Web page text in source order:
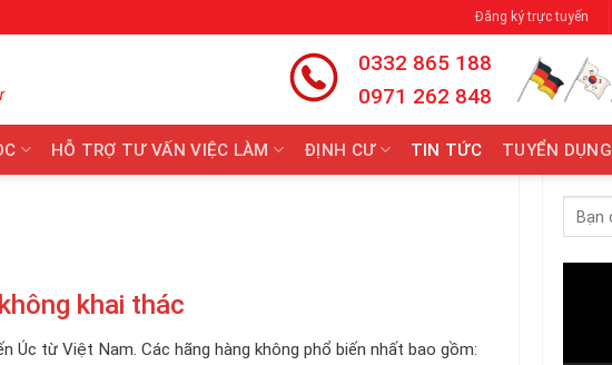
Đăng ký trực tuyến
0332 865 188
0971 262 848
HỖ TRỢ TƯ VẤN VIỆC LÀM ĐỊNH CƯ TIN TỨC TUYỂN DỤNG
khai thác
Úc từ Việt Nam. Các hãng hàng không phổ biến nhất bao gồm: